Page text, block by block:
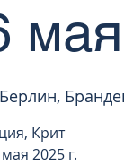
Крит
2025 г.